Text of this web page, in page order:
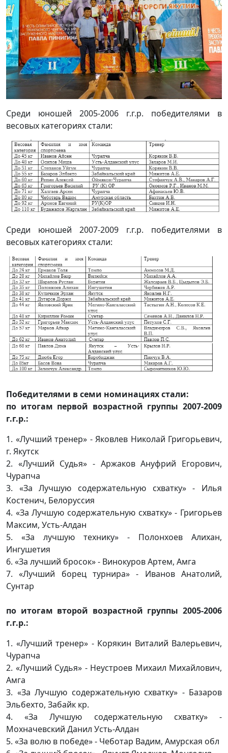
Среди юношей 2005-2006 г.г.р. победителями в
весовых категориях стали:
Среди юношей 2007-2009 г.г.р. победителями в
весовых категориях стали:
Победителями в семи номинациях стали:
по итогам первой возрастной группы 2007-2009
г.г.р.:
1. «Лучший тренер» - Яковлев Николай Григорьевич,
г. Якутск
2. «Лучший Судья» - Аржаков Ануфрий Егорович,
Чурапча
3. «За Лучшую содержательную схватку» - Илья
Костенич, Белоруссия
4. «За Лучшую содержательную схватку» - Григорьев
Максим, Усть-Алдан
5. «За лучшую технику» - Полонхоев Алихан,
Ингушетия
6. «За лучший бросок» - Винокуров Артем, Амга
7. «Лучший борец турнира» - Иванов Анатолий,
Сунтар
по итогам второй возрастной группы 2005-2006
г.г.р.:
1. «Лучший тренер» - Корякин Виталий Валерьевич,
Чурапча
2. «Лучший Судья» - Неустроев Михаил Михайлович,
Амга
3. «За Лучшую содержательную схватку» - Базаров
Эльбехто, Забайк кр.
4. «За Лучшую содержательную схватку» -
Мохначевский Данил Усть-Алдан
5. «За волю в победе» - Чеботар Вадим, Амурская обл